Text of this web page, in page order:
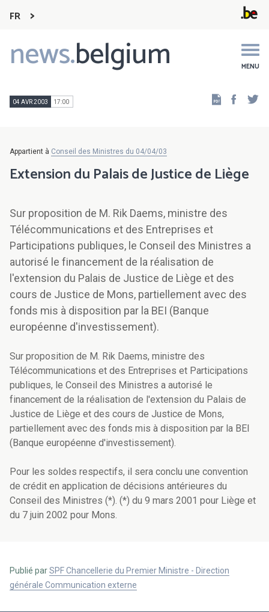
FR
news.belgium MENU
Main
navigation
04 AVR 2003 17:00
Appartient à Conseil des Ministres du 04/04/03
Extension du Palais de Justice de Liège
Sur proposition de M. Rik Daems, ministre des
Télécommunications et des Entreprises et
Participations publiques, le Conseil des Ministres a
autorisé le financement de la réalisation de
l'extension du Palais de Justice de Liège et des
cours de Justice de Mons, partiellement avec des
fonds mis à disposition par la BEI (Banque
européenne d'investissement).
Sur proposition de M. Rik Daems, ministre des
Télécommunications et des Entreprises et Participations
publiques, le Conseil des Ministres a autorisé le
financement de la réalisation de l'extension du Palais de
Justice de Liège et des cours de Justice de Mons,
partiellement avec des fonds mis à disposition par la BEI
(Banque européenne d'investissement).
Pour les soldes respectifs, il sera conclu une convention
de crédit en application de décisions antérieures du
Conseil des Ministres (*). (*) du 9 mars 2001 pour Liège et
du 7 juin 2002 pour Mons.
Publié parSPF Chancellerie du Premier Ministre - Direction
générale Communication externe